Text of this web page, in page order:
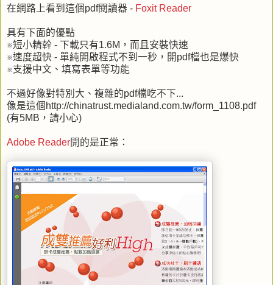
在網路上看到這個pdf閱讀器 - Foxit Reader
具有下面的優點
※短小精幹 - 下載只有1.6M，而且安裝快速
※速度超快 - 單純開啟程式不到一秒，開pdf檔也是爆快
※支援中文、填寫表單等功能
不過好像對特別大、複雜的pdf檔吃不下...
像是這個http://chinatrust.medialand.com.tw/form_1108.pdf
(有5MB，請小心)
Adobe Reader開的是正常：